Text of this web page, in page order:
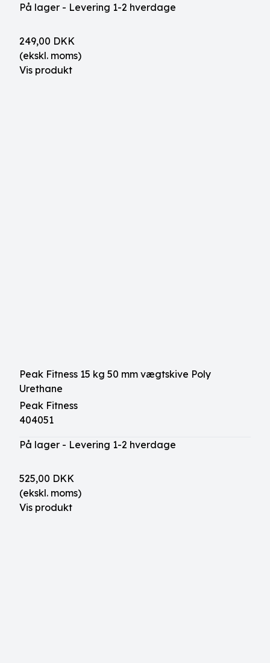
På lager - Levering 1-2 hverdage
249,00 DKK
(ekskl. moms)
Vis produkt
Peak Fitness 15 kg 50 mm vægtskive Poly
Urethane
Peak Fitness
404051
På lager - Levering 1-2 hverdage
525,00 DKK
(ekskl. moms)
Vis produkt